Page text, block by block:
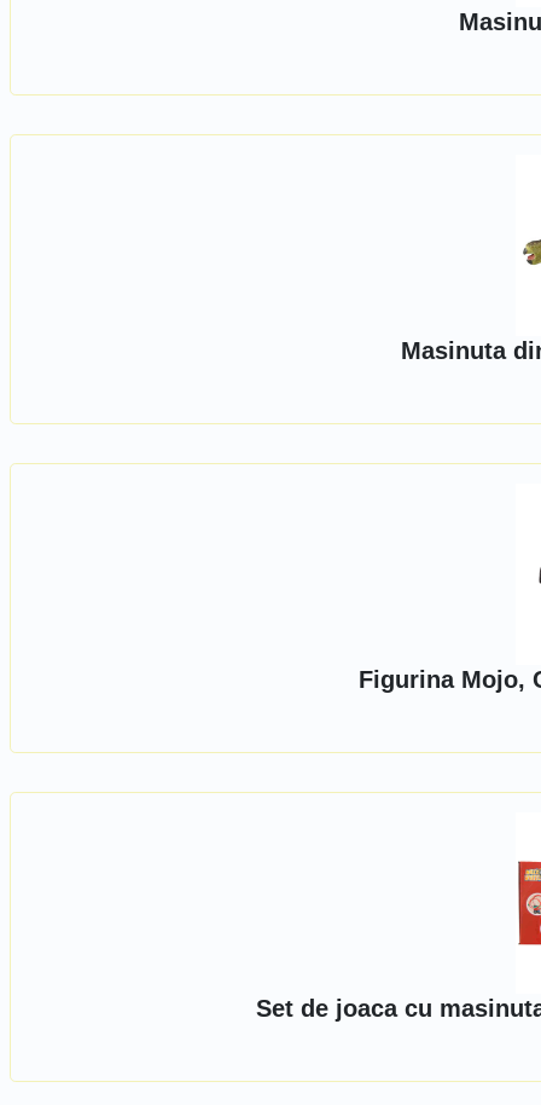
Masinuta
Figurina Mojo,
Set de joaca cu